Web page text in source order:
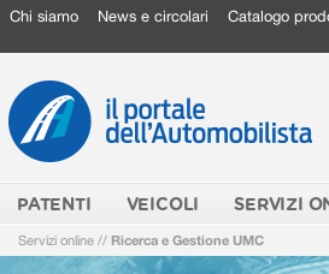
Chi siamo News e circolari Catalogo
PATENTI VEICOLI SERVIZI
Servizi online // Ricerca e Gestione UMC